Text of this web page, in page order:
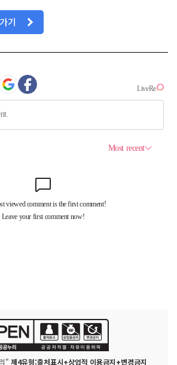
기
" 제4유형:출처표시+상업적 이용금지+변경금지